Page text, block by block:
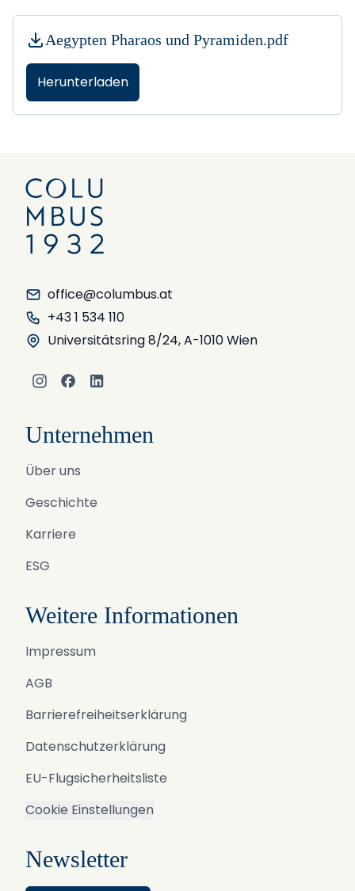
Aegypten Pharaos und Pyramiden.pdf
Herunterladen
office@columbus.at
+43 1 534 110
Universitätsring 8/24, A-1010 Wien
Instagram
Facebook
LinkedIn
Unternehmen
Über uns
Geschichte
Karriere
ESG
Weitere Informationen
Impressum
AGB
Barrierefreiheitserklärung
Datenschutzerklärung
EU-Flugsicherheitsliste
Cookie Einstellungen
Newsletter